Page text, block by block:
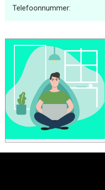
Telefoonnummer: